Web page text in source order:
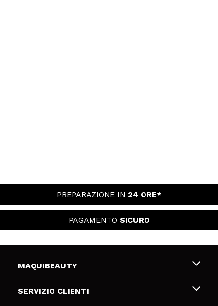
PREPARAZIONE IN 24 ORE*
PAGAMENTO SICURO
MAQUIBEAUTY
Chi siamo
SERVIZIO CLIENTI